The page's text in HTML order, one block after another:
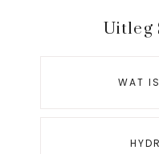
Uitleg
WAT